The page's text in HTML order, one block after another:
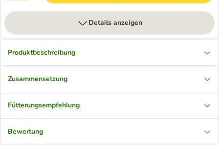
Details anzeigen
Produktbeschreibung
Zusammensetzung
Fütterungsempfehlung
Bewertung